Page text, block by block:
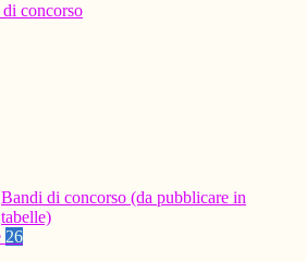
concorso
Bandi di concorso (da pubblicare in
tabelle)
26